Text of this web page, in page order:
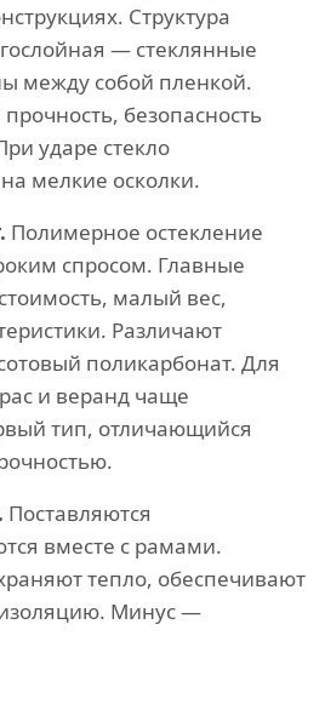
Структура
— стеклянные
между собой пленкой.
безопасность
ударе стекло
мелкие осколки.
Полимерное остекление
спросом. Главные
малый вес,
Различают
поликарбонат. Для
и веранд чаще
тип, отличающийся
Поставляются
вместе с рамами.
тепло, обеспечивают
Минус —